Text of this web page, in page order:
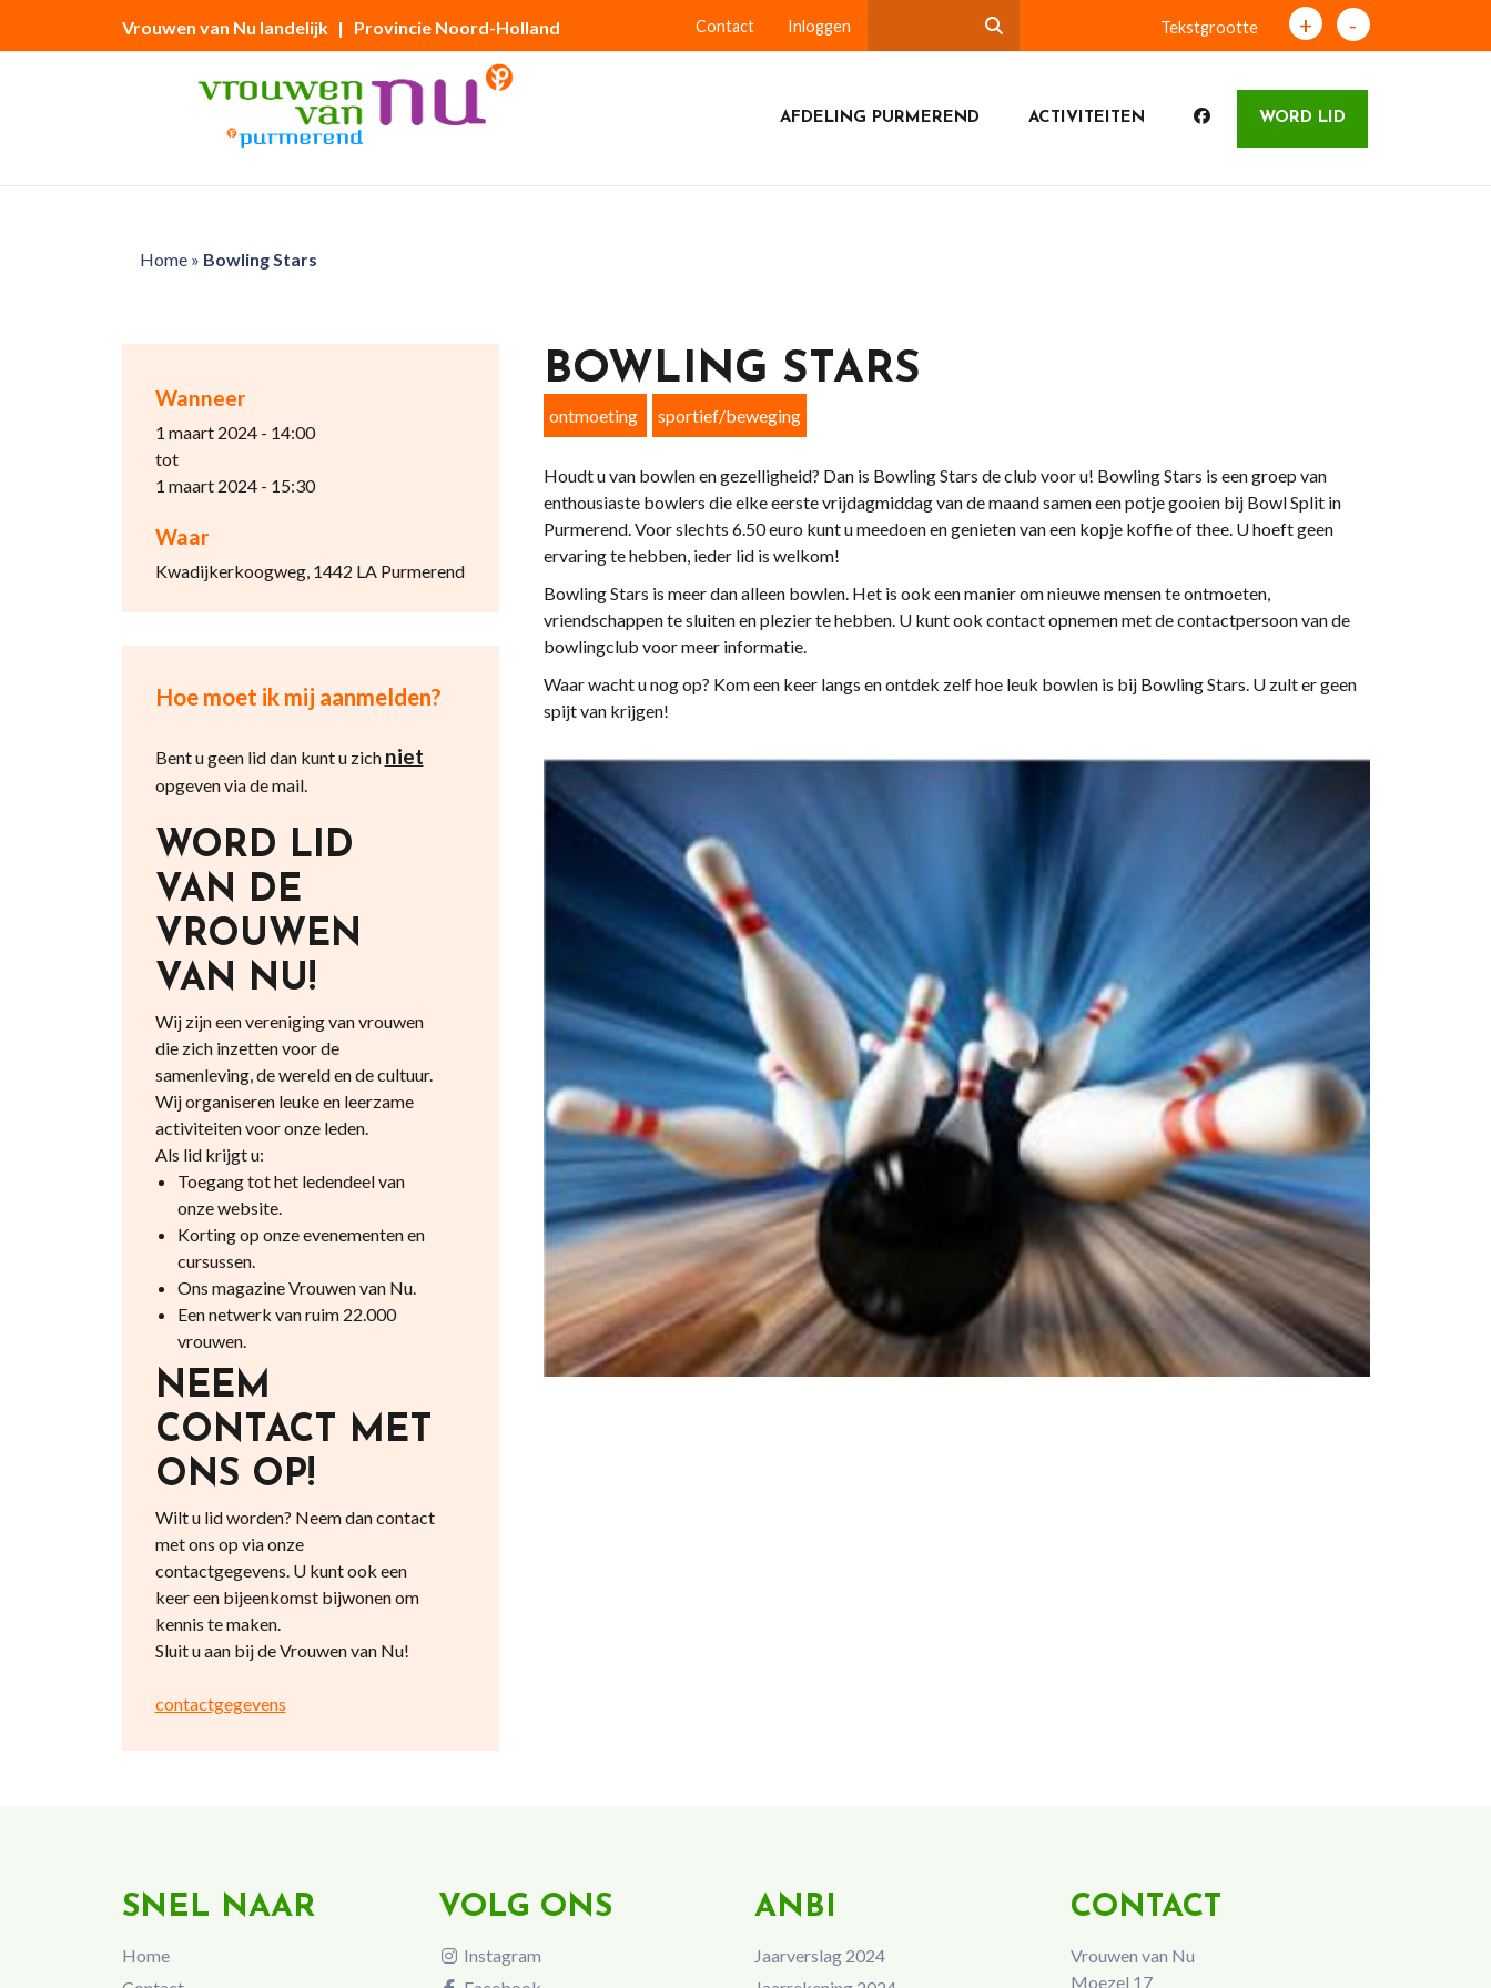
Vrouwen van Nu landelijk | Provincie Noord-Holland Contact Inloggen Tekstgrootte + -
AFDELING PURMEREND ACTIVITEITEN WORD LID
Home» Bowling Stars
Wanneer
1 maart 2024 - 14:00
tot
1 maart 2024 - 15:30
Waar
Kwadijkerkoogweg, 1442 LA Purmerend
Hoe moet ik mij aanmelden?
Bent u geen lid dan kunt u zich niet
opgeven via de mail.
WORD LID
VAN DE
VROUWEN
VAN NU!
Wij zijn een vereniging van vrouwen
die zich inzetten voor de
samenleving, de wereld en de cultuur.
Wij organiseren leuke en leerzame
activiteiten voor onze leden.
Als lid krijgt u:
Toegang tot het ledendeel van
onze website.
Korting op onze evenementen en
cursussen.
Ons magazine Vrouwen van Nu.
Een netwerk van ruim 22.000
vrouwen.
NEEM
CONTACT MET
ONS OP!
Wilt u lid worden? Neem dan contact
met ons op via onze
contactgegevens. U kunt ook een
keer een bijeenkomst bijwonen om
kennis te maken.
Sluit u aan bij de Vrouwen van Nu!
contactgegevens
BOWLING STARS
ontmoeting sportief/beweging
Houdt u van bowlen en gezelligheid? Dan is Bowling Stars de club voor u! Bowling Stars is een groep van
enthousiaste bowlers die elke eerste vrijdagmiddag van de maand samen een potje gooien bij Bowl Split in
Purmerend. Voor slechts 6.50 euro kunt u meedoen en genieten van een kopje koffie of thee. U hoeft geen
ervaring te hebben, ieder lid is welkom!
Bowling Stars is meer dan alleen bowlen. Het is ook een manier om nieuwe mensen te ontmoeten,
vriendschappen te sluiten en plezier te hebben. U kunt ook contact opnemen met de contactpersoon van de
bowlingclub voor meer informatie.
Waar wacht u nog op? Kom een keer langs en ontdek zelf hoe leuk bowlen is bij Bowling Stars. U zult er geen
spijt van krijgen!
SNEL NAAR
Home
VOLG ONS
Instagram
ANBI
Jaarverslag 2024
CONTACT
Vrouwen van Nu
Moezel 17